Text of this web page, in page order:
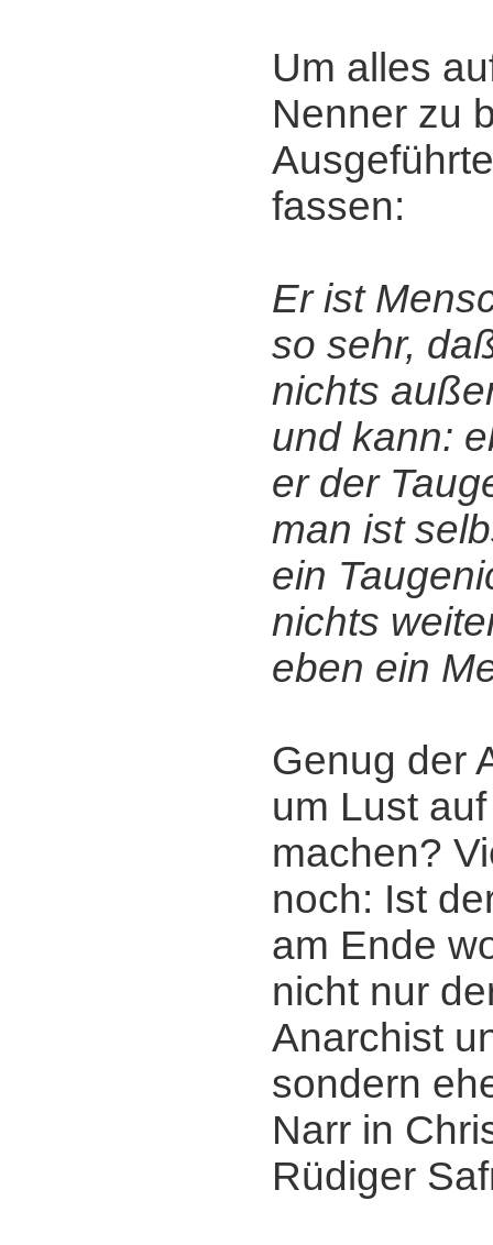
Um alles
Nenner zu
fassen:
Er ist
so sehr,
nichts
und kann:
er der
man ist
ein
nichts
eben ein
Genug der
um Lust
machen?
noch: Ist
am Ende
nicht nur
Anarchist
sondern
Narr in
Rüdiger